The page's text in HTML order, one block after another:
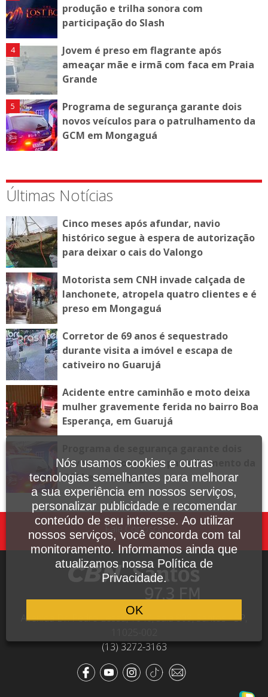
produção e trilha sonora com
participação do Slash
Jovem é preso em flagrante após
ameaçar mãe e irmã com faca em Praia
Grande
Programa de segurança garante dois
novos veículos para o patrulhamento da
GCM em Mongaguá
Últimas Notícias
Cinco meses após afundar, navio
histórico segue à espera de autorização
para deixar o cais do Valongo
Motorista sem CNH invade calçada de
lanchonete, atropela quatro clientes e é
preso em Mongaguá
Corretor de 69 anos é sequestrado
durante visita a imóvel e escapa de
cativeiro no Guarujá
Acidente entre caminhão e moto deixa
mulher gravemente ferida no bairro Boa
Esperança, em Guarujá
novos veículos para o patrulhamento da
GCM em Mongaguá
Fale Conosco
Avenida Dr. Pedro Lessa, 1640, sala 809, Santos - SP,
(13) 3272-3163
Nós usamos cookies e outras
tecnologias semelhantes para melhorar
a sua experiência em nossos serviços,
personalizar publicidade e recomendar
conteúdo de seu interesse. Ao utilizar
nossos serviços, você concorda com tal
monitoramento. Informamos ainda que
atualizamos nossa Política de
Privacidade.
OK